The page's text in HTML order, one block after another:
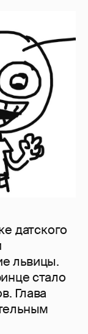
датского
львицы.
стало
Глава